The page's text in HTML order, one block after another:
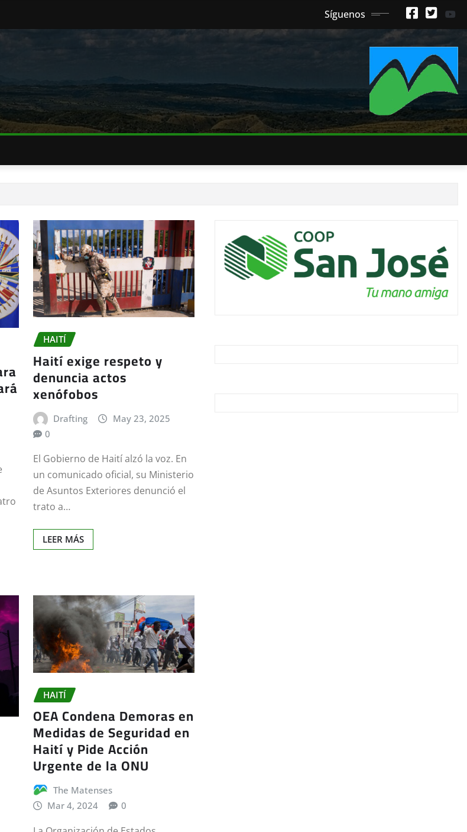
Síguenos
HAITÍ
Haití exige respeto y
denuncia actos
xenófobos
Drafting
May 23, 2025
0
El Gobierno de Haití alzó la voz. En
un comunicado oficial, su Ministerio
de Asuntos Exteriores denunció el
trato a…
LEER MÁS
HAITÍ
OEA Condena Demoras en
Medidas de Seguridad en
Haití y Pide Acción
Urgente de la ONU
The Matenses
Mar 4, 2024
0